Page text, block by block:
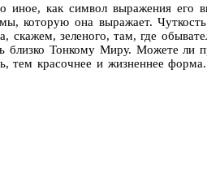
как символ выражения его
она выражает. Чуткость
зеленого, там, где
близко Тонкому Миру. Можете
красочнее и жизненнее